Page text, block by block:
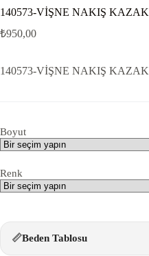
140573-VİŞNE NAKIŞ KAZAK
₺950,00
140573-VİŞNE NAKIŞ KAZAK
Boyut
Renk
📏Beden Tablosu